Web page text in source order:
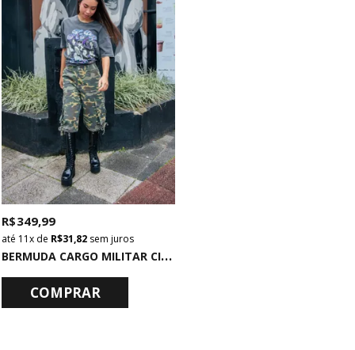
B
ERMUDA CARGO MILITAR CINTURA MÉDIA CAMUFLADA
R$ 349,99
11x de R$ 31,82 sem juros
COMPRAR